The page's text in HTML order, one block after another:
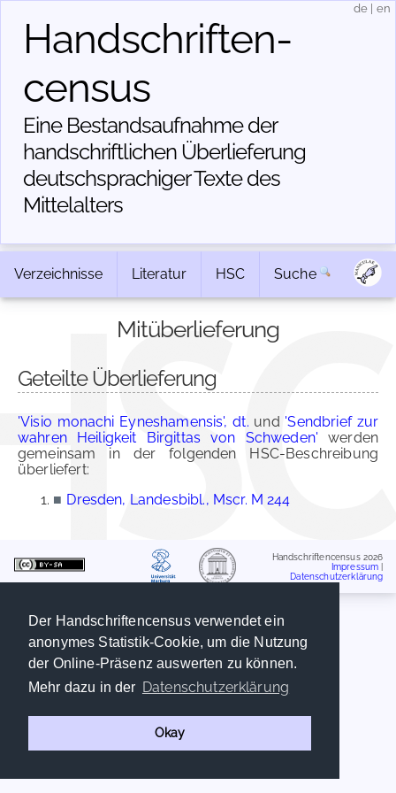
Der Handschriftencensus verwendet ein
anonymes Statistik-Cookie, um die Nutzung
der Online-Präsenz auswerten zu können.
Mehr dazu in der Datenschutzerklärung
Okay
Handschriften­
census
Eine Bestandsaufnahme der
handschriftlichen Über­lieferung
deutschsprachiger Texte des
Mittelalters
de en
Verzeichnisse Literatur HSC Suche
Mitüberlieferung
Geteilte Überlieferung
'Visio monachi Eyneshamensis', dt. und 'Sendbrief zur
wahren Heiligkeit Birgittas von Schweden' werden
gemeinsam in der folgenden HSC-Beschreibung
überliefert:
■ Dresden, Landesbibl., Mscr. M 244
Handschriftencensus 2026
Impressum
Datenschutzerklärung